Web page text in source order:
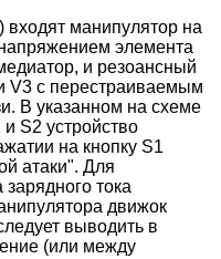
входят манипулятор на
элемента
и резоансный
V3 с перестраиваемым
В указанном на схеме
S2 устройство
на кнопку S1
атаки". Для
тока
движок
выводить в
(или между